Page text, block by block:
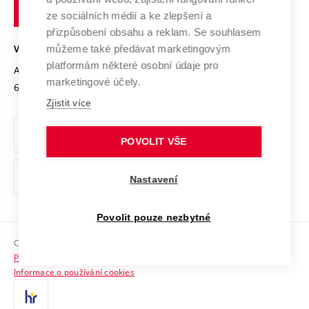
Open Science
Projekty
Projekty ze strukturálních fondů
Specifický výzkum
Mezinárodní dohody
Univerzitní sítě
Podnikavá univerzita / ContriBUTe
Bezpečná univerzita
Vyznamenání
Organizační struktura
Ochrana osobních údajů
odkaz)
Sociální bezpečí
HR Award
Kontakty
technické
VYSOKÉ UČENÍ TECHNICKÉ V BRNĚ
Antonínská 548/1
602 00 Brno
www.vut.cz
vut@vutbr.cz
Copyright © 2026 VUT
Prohlášení o přístupnosti
Informace o používání cookies
ze sociálních médií a ke zlepšení a
přizpůsobení obsahu a reklam. Se souhlasem
můžeme také předávat marketingovým
platformám některé osobní údaje pro
marketingové účely.
Zjistit více
POVOLIT VŠE
Nastavení
Povolit pouze nezbytné